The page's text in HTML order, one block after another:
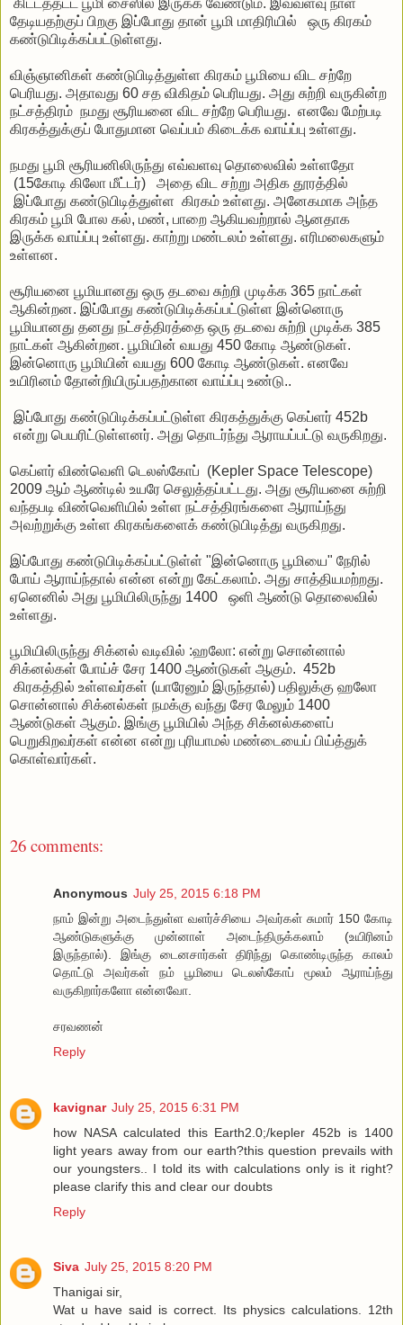
தேடியதற்குப் பிறகு இப்போது தான் பூமி மாதிரியில் ஒரு கிரகம்
கண்டுபிடிக்கப்பட்டுள்ளது.
விஞ்ஞானிகள் கண்டுபிடித்துள்ள கிரகம் பூமியை விட சற்றே
பெரியது. அதாவது 60 சத விகிதம் பெரியது. அது சுற்றி வருகின்ற
நட்சத்திரம் நமது சூரியனை விட சற்றே பெரியது. எனவே மேற்படி
கிரகத்துக்குப் போதுமான வெப்பம் கிடைக்க வாய்ப்பு உள்ளது.
நமது பூமி சூரியனிலிருந்து எவ்வளவு தொலைவில் உள்ளதோ
(15கோடி கிலோ மீட்டர்) அதை விட சற்று அதிக தூரத்தில்
இப்போது கண்டுபிடித்துள்ள கிரகம் உள்ளது. அனேகமாக அந்த
கிரகம் பூமி போல கல், மண், பாறை ஆகியவற்றால் ஆனதாக
இருக்க வாய்ப்பு உள்ளது. காற்று மண்டலம் உள்ளது. எரிமலைகளும்
உள்ளன.
சூரியனை பூமியானது ஒரு தடவை சுற்றி முடிக்க 365 நாட்கள்
ஆகின்றன. இப்போது கண்டுபிடிக்கப்பட்டுள்ள இன்னொரு
பூமியானது தனது நட்சத்திரத்தை ஒரு தடவை சுற்றி முடிக்க 385
நாட்கள் ஆகின்றன. பூமியின் வயது 450 கோடி ஆண்டுகள்.
இன்னொரு பூமியின் வயது 600 கோடி ஆண்டுகள். எனவே
உயிரினம் தோன்றியிருப்பதற்கான வாய்ப்பு உண்டு..
இப்போது கண்டுபிடிக்கப்பட்டுள்ள கிரகத்துக்கு கெப்ளர் 452b
என்று பெயரிட்டுள்ளனர். அது தொடர்ந்து ஆராயப்பட்டு வருகிறது.
கெப்ளர் விண்வெளி டெலஸ்கோப் (Kepler Space Telescope)
2009 ஆம் ஆண்டில் உயரே செலுத்தப்பட்டது. அது சூரியனை சுற்றி
வந்தபடி விண்வெளியில் உள்ள நட்சத்திரங்களை ஆராய்ந்து
அவற்றுக்கு உள்ள கிரகங்களைக் கண்டுபிடித்து வருகிறது.
இப்போது கண்டுபிடிக்கப்பட்டுள்ள் "இன்னொரு பூமியை" நேரில்
போய் ஆராய்ந்தால் என்ன என்று கேட்கலாம். அது சாத்தியமற்றது.
ஏனெனில் அது பூமியிலிருந்து 1400 ஒளி ஆண்டு தொலைவில்
உள்ளது.
பூமியிலிருந்து சிக்னல் வடிவில் :ஹலோ: என்று சொன்னால்
சிக்னல்கள் போய்ச் சேர 1400 ஆண்டுகள் ஆகும். 452b
கிரகத்தில் உள்ளவர்கள் (யாரேனும் இருந்தால்) பதிலுக்கு ஹலோ
சொன்னால் சிக்னல்கள் நமக்கு வந்து சேர மேலும் 1400
ஆண்டுகள் ஆகும். இங்கு பூமியில் அந்த சிக்னல்களைப்
பெறுகிறவர்கள் என்ன என்று புரியாமல் மண்டையைப் பிய்த்துக்
கொள்வார்கள்.
26 comments:
Anonymous July 25, 2015 6:18 PM
நாம் இன்று அடைந்துள்ள வளர்ச்சியை அவர்கள் சுமார் 150 கோடி
ஆண்டுகளுக்கு முன்னாள் அடைந்திருக்கலாம் (உயிரினம்
இருந்தால்). இங்கு டைனசார்கள் திரிந்து கொண்டிருந்த காலம்
தொட்டு அவர்கள் நம் பூமியை டெலஸ்கோப் மூலம் ஆராய்ந்து
வருகிறார்களோ என்னவோ.
சரவணன்
Reply
kavignar July 25, 2015 6:31 PM
how NASA calculated this Earth2.0;/kepler 452b is 1400
light years away from our earth?this question prevails with
our youngsters.. I told its with calculations only is it right?
please clarify this and clear our doubts
Reply
Siva July 25, 2015 8:20 PM
Thanigai sir,
Wat u have said is correct. Its physics calculations. 12th